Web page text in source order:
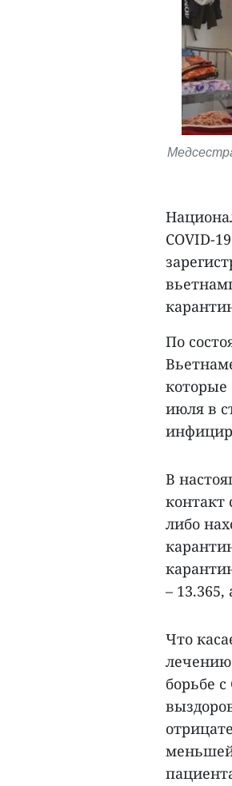
COVID-
По
которые
июля в
В
контакт
либо
–
Что
лечению
борьбе
меньшей